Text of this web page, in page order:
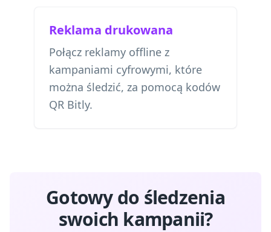
Reklama drukowana
Połącz reklamy offline z
kampaniami cyfrowymi, które
można śledzić, za pomocą kodów
QR Bitly.
Gotowy do śledzenia
swoich kampanii?